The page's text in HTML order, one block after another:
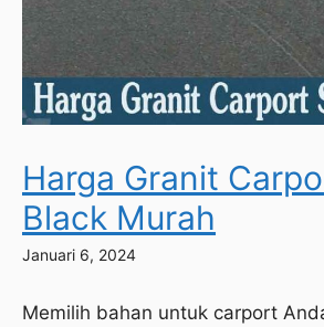
Harga Granit
Black Murah
Januari 6, 2024
Memilih bahan untuk carport